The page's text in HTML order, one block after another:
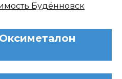
Будённовск